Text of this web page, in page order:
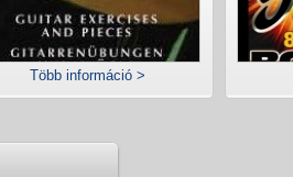
Több információ >